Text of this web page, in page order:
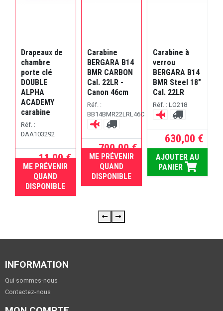
Drapeaux de
chambre
porte clé
DOUBLE
ALPHA
ACADEMY
carabine
Réf. :
DAA103292
11,00 €
RUPTURE
ME PRÉVENIR
QUAND
DISPONIBLE
Carabine
BERGARA B14
BMR CARBON
Cal. 22LR -
Canon 46cm
Réf. :
BB14BMR22LRL46C
790,00 €
RUPTURE
ME PRÉVENIR
QUAND
DISPONIBLE
Carabine à
verrou
BERGARA B14
BMR Steel 18"
Cal. 22LR
Réf. : LO218
630,00 €
AJOUTER AU
PANIER
INFORMATION
Qui sommes-nous
Contactez-nous